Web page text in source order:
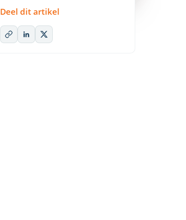
Deel dit artikel